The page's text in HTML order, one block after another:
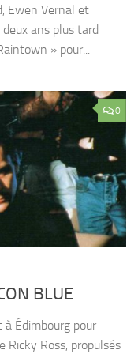
Ewen Vernal et
ans plus tard
» pour...
0
BLUE
à Édimbourg pour
Ricky Ross, propulsés